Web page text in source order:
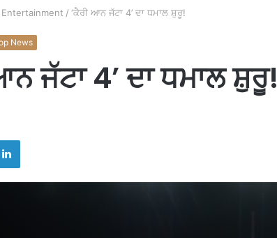
Entertainment / ‘ਕੈਰੀ ਆਨ ਜੱਟਾ 4’ ਦਾ ਧਮਾਲ ਸ਼ੁਰੂ!
News
ਜੱਟਾ 4’ ਦਾ ਧਮਾਲ ਸ਼ੁਰੂ!